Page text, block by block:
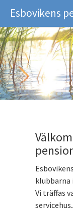
Esbovikens
klubbarna
Vi träffas